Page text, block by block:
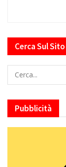
Cerca Sul Sito
Pubblicità